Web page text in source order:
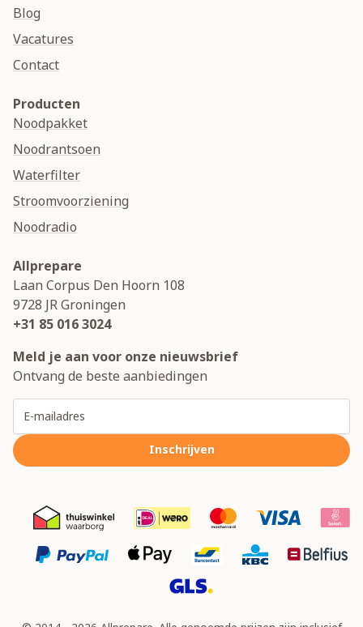
Blog
Vacatures
Contact
Producten
Noodpakket
Noodrantsoen
Waterfilter
Stroomvoorziening
Noodradio
Allprepare
Laan Corpus Den Hoorn 108
9728 JRGroningen
+31 85 016 3024
Meld je aan voor onze nieuwsbrief
Ontvang de beste aanbiedingen
Inschrijven